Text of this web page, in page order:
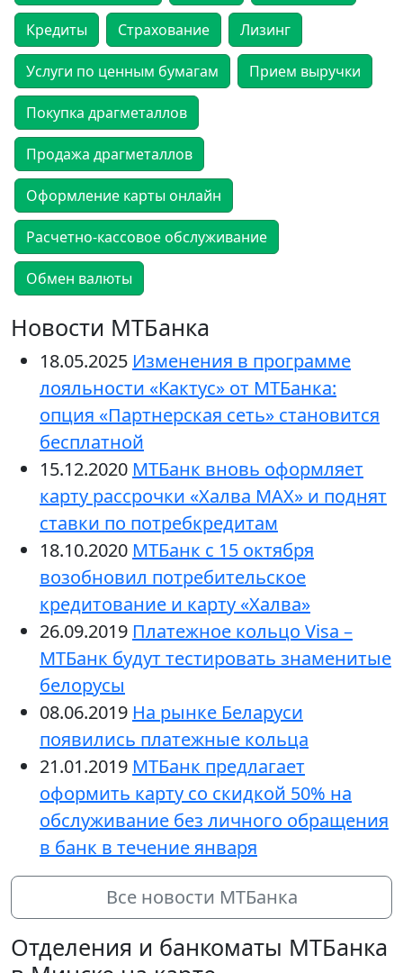
Кредиты Страхование Лизинг
Услуги по ценным бумагам Прием выручки
Покупка драгметаллов
Продажа драгметаллов
Оформление карты онлайн
Расчетно-кассовое обслуживание
Обмен валюты
Новости МТБанка
18.05.2025 Изменения в программе
лояльности «Кактус» от МТБанка:
опция «Партнерская сеть» становится
бесплатной
15.12.2020 МТБанк вновь оформляет
карту рассрочки «Халва MAX» и поднят
ставки по потребкредитам
18.10.2020 МТБанк с 15 октября
возобновил потребительское
кредитование и карту «Халва»
26.09.2019 Платежное кольцо Visa –
МТБанк будут тестировать знаменитые
белорусы
08.06.2019 На рынке Беларуси
появились платежные кольца
21.01.2019 МТБанк предлагает
оформить карту со скидкой 50% на
обслуживание без личного обращения
в банк в течение января
Все новости МТБанка
Отделения и банкоматы МТБанка